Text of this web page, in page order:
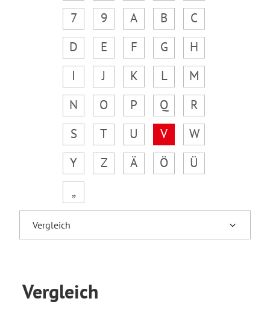
7
9 A B
C
D
E F G
H
I
J K L
M
N
O P Q
R
S
T U V
W
Y
Z Ä Ö
Ü
„
Vergleich